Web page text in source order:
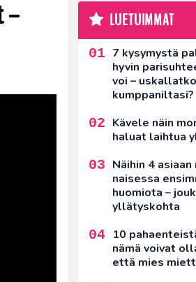
–
LUETUIMMAT
7 kysymystä
hyvin
voi –
kumppaniltasi?
Kävele näin
haluat laihtua
Näihin 4
naisessa
huomiota –
yllätyskohta
10
nämä voivat
että mies